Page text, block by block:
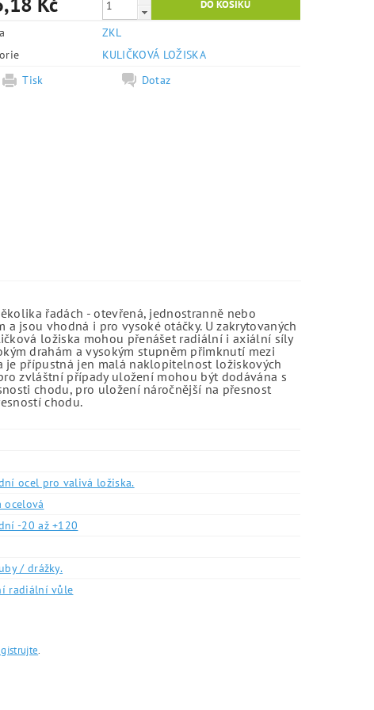
ZKL
KULIČKOVÁ LOŽISKA
Tisk
Dotaz
řadách - otevřená, jednostranně nebo
jsou vhodná i pro vysoké otáčky. U zakrytovaných
ložiska mohou přenášet radiální i axiální síly
drahám a vysokým stupněm přimknutí mezi
je přípustná jen malá naklopitelnost ložiskových
zvláštní případy uložení mohou být dodávána s
chodu, pro uložení náročnější na přesnost
chodu.
ocel pro valivá ložiska.
ocelová
-20 až +120
/ drážky.
radiální vůle
.